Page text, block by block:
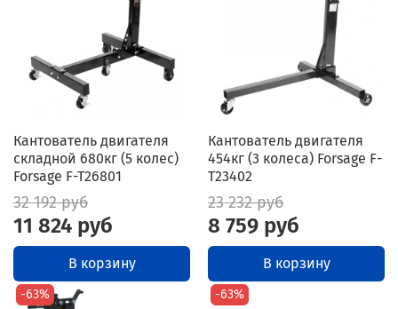
Кантователь двигателя
складной 680кг (5 колес)
Forsage F-T26801
32 192 руб
11 824 руб
В корзину
Кантователь двигателя
454кг (3 колеса) Forsage F-
T23402
23 232 руб
8 759 руб
В корзину
-63% -63%